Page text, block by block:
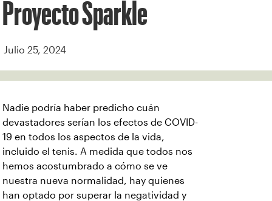
Proyecto Sparkle
Julio 25, 2024
Nadie podría haber predicho cuán
devastadores serían los efectos de COVID-
19 en todos los aspectos de la vida,
incluido el tenis. A medida que todos nos
hemos acostumbrado a cómo se ve
nuestra nueva normalidad, hay quienes
han optado por superar la negatividad y